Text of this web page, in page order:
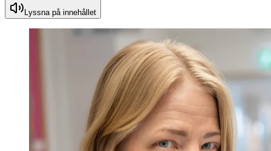
Lyssna på innehållet